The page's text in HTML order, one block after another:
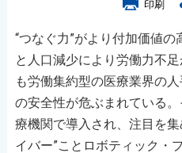
印刷
“つなぐ力”がより付加価値
と人口減少により労働力不
も労働集約型の医療業界の
の安全性が危ぶまれている
療機関で導入され、注目を
イバー”ことロボティック・